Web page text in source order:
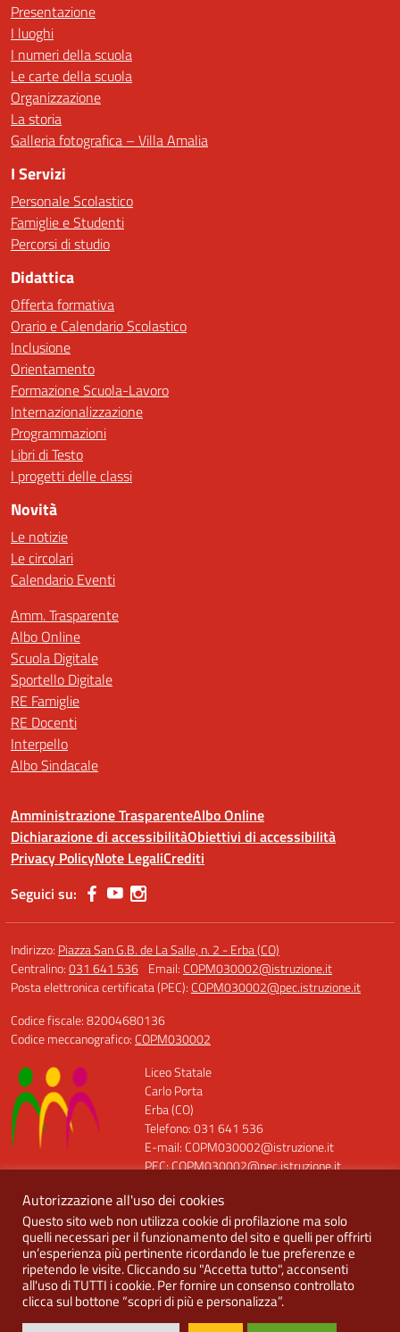
Presentazione
I luoghi
I numeri della scuola
Le carte della scuola
Organizzazione
La storia
Galleria fotografica – Villa Amalia
I Servizi
Personale Scolastico
Famiglie e Studenti
Percorsi di studio
Didattica
Offerta formativa
Orario e Calendario Scolastico
Inclusione
Orientamento
Formazione Scuola-Lavoro
Internazionalizzazione
Programmazioni
Libri di Testo
I progetti delle classi
Novità
Le notizie
Le circolari
Calendario Eventi
Amm. Trasparente
Albo Online
Scuola Digitale
Sportello Digitale
RE Famiglie
RE Docenti
Interpello
Albo Sindacale
Amministrazione TrasparenteAlbo Online
Dichiarazione di accessibilitàObiettivi di accessibilità
Privacy PolicyNote LegaliCrediti
Seguici su:
Indirizzo: Piazza San G.B. de La Salle, n. 2 - Erba (CO)
Centralino:031 641 536 Email: COPM030002@istruzione.it
Posta elettronica certificata (PEC): COPM030002@pec.istruzione.it
Codice fiscale: 82004680136
Codice meccanografico: COPM030002
Liceo Statale
Carlo Porta
Erba (CO)
Telefono: 031 641 536
E-mail: COPM030002@istruzione.it
PEC: COPM030002@pec.istruzione.it
Codice Fiscale: 82004680136
Codice Univoco: UFQT7X
Idea e progetto di Designers Italia
Autorizzazione all'uso dei cookies
Questo sito web non utilizza cookie di profilazione ma solo
quelli necessari per il funzionamento del sito e quelli per offrirti
un’esperienza più pertinente ricordando le tue preferenze e
ripetendo le visite. Cliccando su "Accetta tutto", acconsenti
all'uso di TUTTI i cookie. Per fornire un consenso controllato
clicca sul bottone “scopri di più e personalizza”.